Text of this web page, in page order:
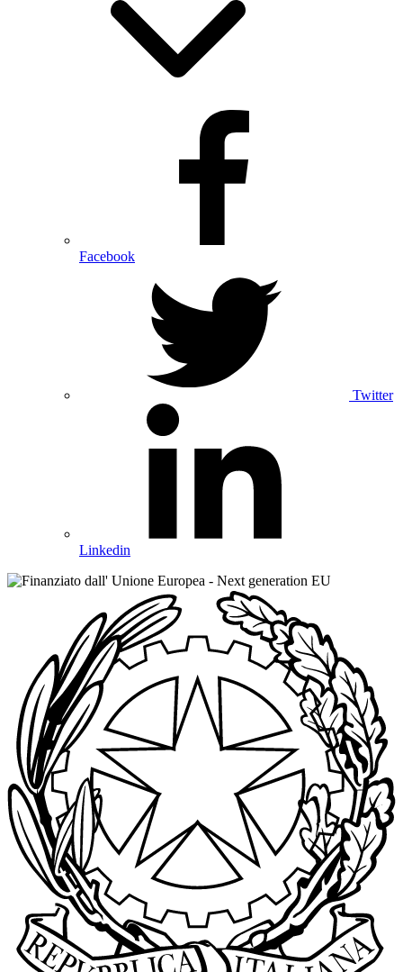
Facebook
Twitter
Linkedin